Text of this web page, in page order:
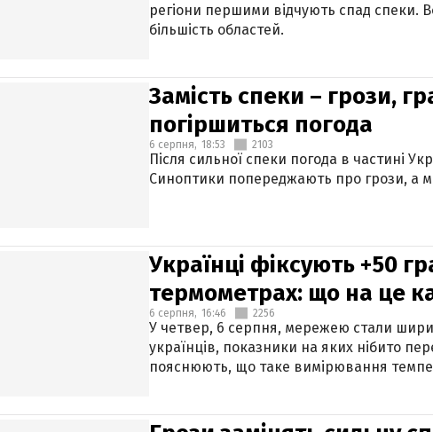
регіони першими відчують спад спеки.
більшість областей.
Замість спеки – грози,
погіршиться погода
6 серпня, 18:53 2103
Після сильної спеки погода в частині
Синоптики попереджають про грози, а
Українці фіксують +50
термометрах: що на це
6 серпня, 16:46 2256
У четвер, 6 серпня, мережею стали
українців, показники на яких нібито
пояснюють, що таке вимірювання